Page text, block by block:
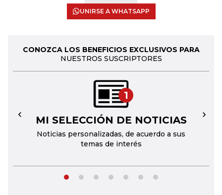
UNIRSE A WHATSAPP
CONOZCA LOS BENEFICIOS EXCLUSIVOS PARA
NUESTROS SUSCRIPTORES
1
MI SELECCIÓN DE NOTICIAS
Noticias personalizadas, de acuerdo a sus
temas de interés
← →